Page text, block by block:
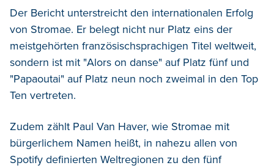
Der Bericht unterstreicht den internationalen Erfolg
von Stromae. Er belegt nicht nur Platz eins der
meistgehörten französischsprachigen Titel weltweit,
sondern ist mit "Alors on danse" auf Platz fünf und
"Papaoutai" auf Platz neun noch zweimal in den Top
Ten vertreten.
Zudem zählt Paul Van Haver, wie Stromae mit
bürgerlichem Namen heißt, in nahezu allen von
Spotify definierten Weltregionen zu den fünf